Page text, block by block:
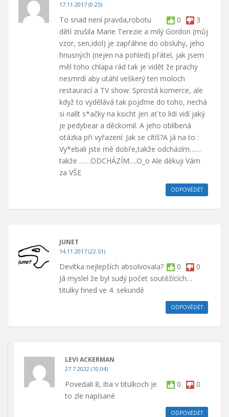
17.11.2017 (0.25)
0 3
To snad není pravda,robotu
dětí zrušila Marie Terezie a milý Gordon (můj
vzor, sen,idol) je zapřáhne do obsluhy, jeho
hnusných (nejen na pohled) přátel, jak jsem
měl toho chlapa rád tak je vidět že prachy
nesmrdí aby utáhl veškerý ten moloch
restaurací a TV show. Sprostá komerce, ale
když to vydělává tak pojďme do toho, nechá
si nalít s*ačky na ksicht jen ať to lidi vidí jaký
je pedybear a děckomil. A jeho oblíbená
otázka při vyřazení: Jak se cítíš?A já na to :
Vy*ebali jste mě dobře,takže odcházím……
takže ……ODCHÁZÍM….O_o Ale děkuji Vám
za VŠE
ODPOVĚDĚT
JUNET
14.11.2017 (22.51)
0 0
Devítka nejlepších absolvovala?
Já myslel že byl sudý počet soutěžících…
titulky hned ve 4. sekundě
ODPOVĚDĚT
LEVI ACKERMAN
27.7.2022 (10.04)
0 0
Povedali 8, iba v titulkoch je
to zle napísané
ODPOVĚDĚT